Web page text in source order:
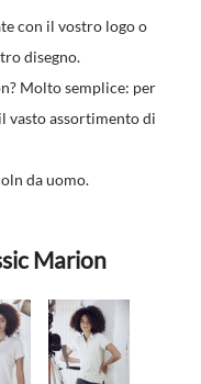
con il vostro logo o
disegno.
Molto semplice: per
vasto assortimento di
da uomo.
Marion